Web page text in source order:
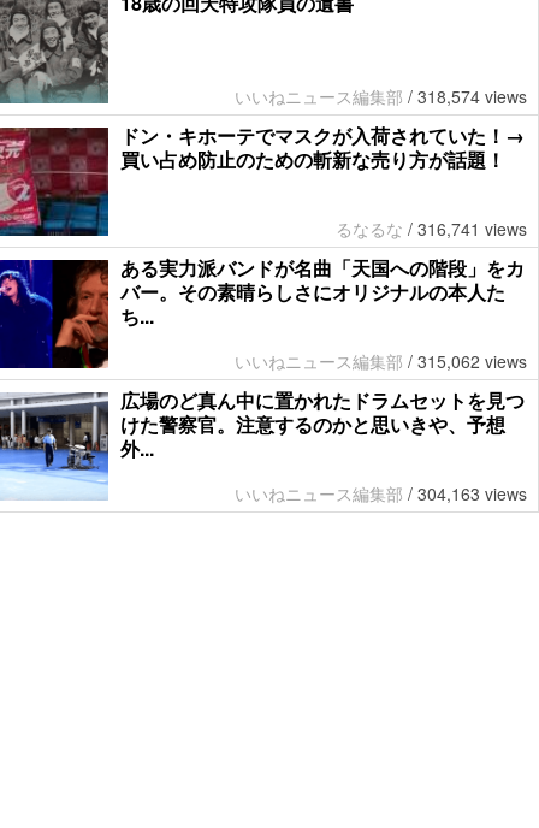
いいねニュース編集部 / 318,574 views
ドン・キホーテでマスクが入荷されていた！→
買い占め防止のための斬新な売り方が話題！
るなるな / 316,741 views
ある実力派バンドが名曲「天国への階段」をカ
バー。その素晴らしさにオリジナルの本人た
ち...
いいねニュース編集部 / 315,062 views
広場のど真ん中に置かれたドラムセットを見つ
けた警察官。注意するのかと思いきや、予想
外...
いいねニュース編集部 / 304,163 views